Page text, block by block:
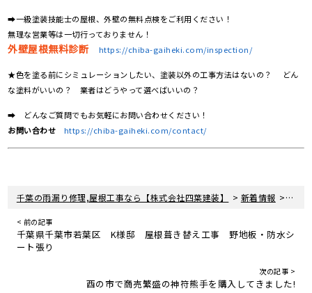
➡一級塗装技能士の屋根、外壁の無料点検をご利用ください！
無理な営業等は一切行っておりません！
外壁屋根無料診断 https://chiba-gaiheki.com/inspection/
★色を塗る前にシミュレーションしたい、塗装以外の工事方法はないの？ どん
な塗料がいいの？ 業者はどうやって選べばいいの？
➡ どんなご質問でもお気軽にお問い合わせください！
お問い合わせ
https://chiba-gaiheki.com/contact/
千葉の雨漏り修理,屋根工事なら【株式会社四葉建装】 > 新着情報 > 屋根
< 前の記事
千葉県千葉市若葉区 K様邸 屋根葺き替え工事 野地板・防水シ
ート張り
次の記事 >
酉の市で商売繁盛の神符熊手を購入してきました!